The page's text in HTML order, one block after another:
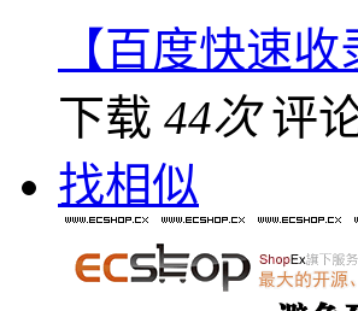
【百度快速
下载 44次 评
找相似